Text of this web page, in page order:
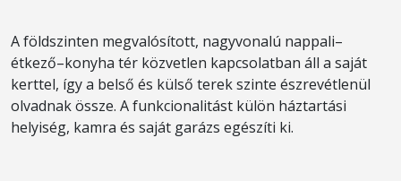
A földszinten megvalósított, nagyvonalú nappali–
étkező–konyha tér közvetlen kapcsolatban áll a saját
kerttel, így a belső és külső terek szinte észrevétlenül
olvadnak össze. A funkcionalitást külön háztartási
helyiség, kamra és saját garázs egészíti ki.